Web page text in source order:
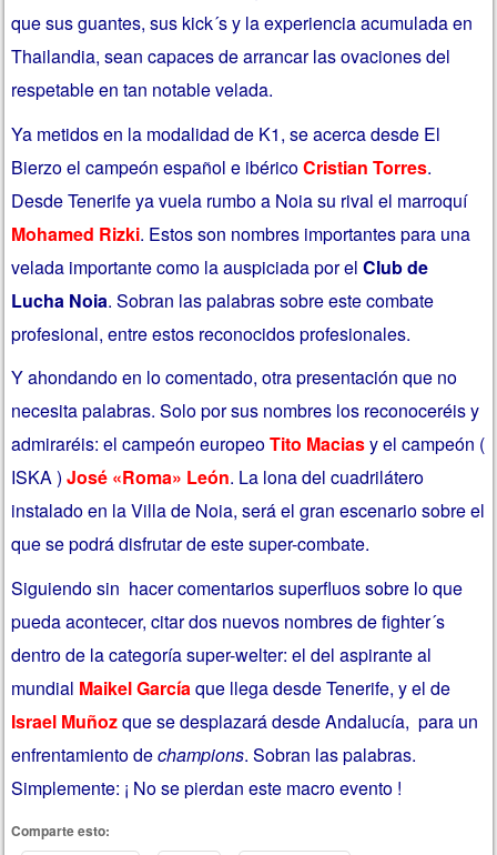
que sus guantes, sus kick´s y la experiencia acumulada en
Thailandia, sean capaces de arrancar las ovaciones del
respetable en tan notable velada.
Ya metidos en la modalidad de K1, se acerca desde El
Bierzo el campeón español e ibéricoCristian Torres.
Desde Tenerife ya vuela rumbo a Noia su rival el marroquí
Mohamed Rizki. Estos son nombres importantes para una
velada importante como la auspiciada por elClub de
Lucha Noia. Sobran las palabras sobre este combate
profesional, entre estos reconocidos profesionales.
Y ahondando en lo comentado, otra presentación que no
necesita palabras. Solo por sus nombres los reconoceréis y
admiraréis: el campeón europeoTito Maciasy el campeón (
ISKA )José «Roma» León. La lona del cuadrilátero
instalado en la Villa de Noia, será el gran escenario sobre el
que se podrá disfrutar de este super-combate.
Siguiendo sin hacer comentarios superfluos sobre lo que
pueda acontecer, citar dos nuevos nombres de fighter´s
dentro de la categoría super-welter: el del aspirante al
mundial Maikel Garcíaque llega desde Tenerife, y el de
Israel Muñozque se desplazará desde Andalucía, para un
enfrentamiento dechampions. Sobran las palabras.
Simplemente: ¡ No se pierdan este macro evento !
Comparte esto: